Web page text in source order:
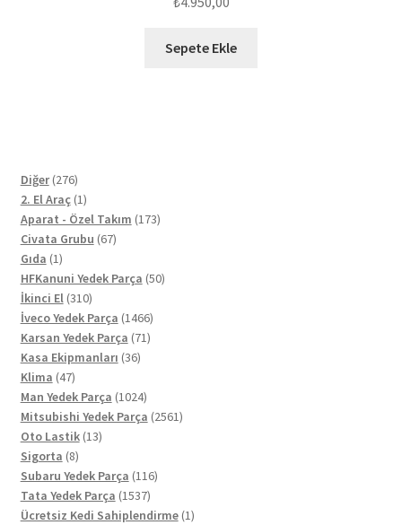
Sepete Ekle
Diğer 276276
ürün
2. El Araç 11
ürün
Aparat - Özel Takım 173173
Civata Grubu 6767
Gıda 11
ürün
HFKanuni Yedek Parça 5050
İkinci El 310310
ürün
İveco Yedek Parça 14661466
ürün
Karsan Yedek Parça 7171
Kasa Ekipmanları 3636
Klima 4747
ürün
Man Yedek Parça 10241024
ürün
Mitsubishi Yedek Parça 25612561
Oto Lastik 1313
Sigorta 88
ürün
Subaru Yedek Parça 116116
Tata Yedek Parça 15371537
ürün
Ücretsiz Kedi Sahiplendirme 11